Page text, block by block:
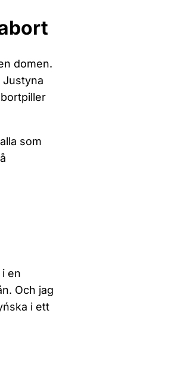
domen.
Justyna
som
en
Och jag
i ett